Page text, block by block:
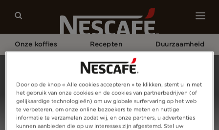
Onze koffies Recepten Duurzaamheid
Meld Je Aan
Door op de knop « Alle cookies accepteren » te klikken, stemt u in met
het gebruik van onze cookies en de cookies van partnerbedrijven (of
gelijkaardige technologieën) om uw globale surfervaring op het web
te verbeteren, om onze online bezoekers te meten en nuttige
informatie te verzamelen zodat wij, en onze partners, u advertenties
kunnen aanbieden die op uw interesses zijn afgestemd. Stel uw